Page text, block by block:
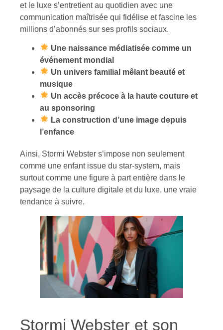
et le luxe s’entretient au quotidien avec une
communication maîtrisée qui fidélise et fascine les
millions d’abonnés sur ses profils sociaux.
Une naissance médiatisée comme un
événement mondial
Un univers familial mêlant beauté et
musique
Un accès précoce à la haute couture et
au sponsoring
La construction d’une image depuis
l’enfance
Ainsi, Stormi Webster s’impose non seulement
comme une enfant issue du star-system, mais
surtout comme une figure à part entière dans le
paysage de la culture digitale et du luxe, une vraie
tendance à suivre.
Stormi Webster et son